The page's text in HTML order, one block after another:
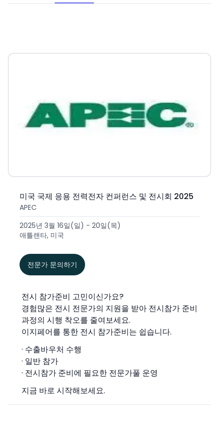
미국 국제 응용 전력전자 컨퍼런스 및 전시회 2025
APEC
2025년 3월 16일(일) - 20일(목)
애틀랜타, 미국
전문가 문의하기
전시 참가준비 고민이신가요?
경험많은 전시 전문가의 지원을 받아 전시참가 준비
과정의 시행 착오를 줄여보세요.
이지페어를 통한 전시 참가준비는 쉽습니다.
· 수출바우처 수행
· 일반 참가
· 전시참가 준비에 필요한 전문가풀 운영
지금 바로 시작해보세요.